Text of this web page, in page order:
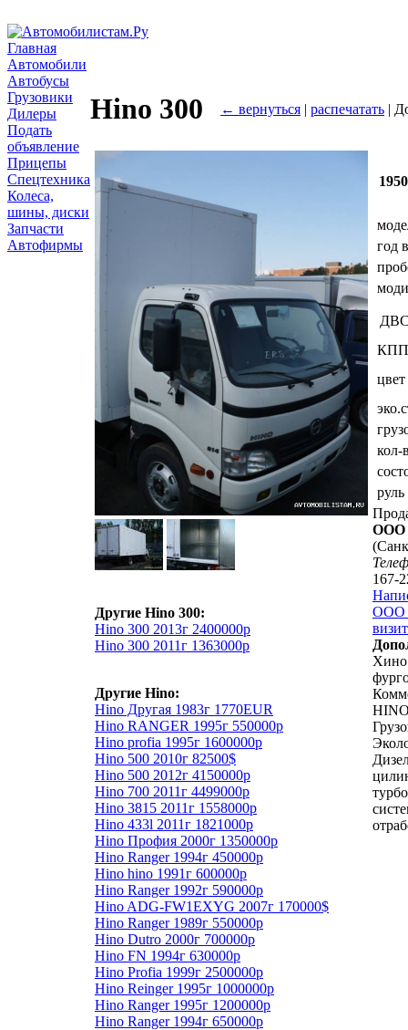
Главная
Автомобили
Автобусы
Грузовики
Дилеры
Подать
объявление
Прицепы
Спецтехника
Колеса,
шины, диски
Запчасти
Автофирмы
Hino 300 ← вернуться | распечатать |
Другие Hino 300:
Hino 300 2013г 2400000р
Hino 300 2011г 1363000р
Другие Hino:
Hino Другая 1983г 1770EUR
Hino RANGER 1995г 550000р
Hino profia 1995г 1600000р
Hino 500 2010г 82500$
Hino 500 2012г 4150000р
Hino 700 2011г 4499000р
Hino 3815 2011г 1558000р
Hino 433l 2011г 1821000р
Hino Профия 2000г 1350000р
Hino Ranger 1994г 450000р
Hino hino 1991г 600000р
Hino Ranger 1992г 590000р
Hino ADG-FW1EXYG 2007г 170000$
Hino Ranger 1989г 550000р
Hino Dutro 2000г 700000р
Hino FN 1994г 630000р
Hino Profia 1999г 2500000р
Hino Reinger 1995г 1000000р
Hino Ranger 1995г 1200000р
Hino Ranger 1994г 650000р
год
КПП
цвет
кол-
руль
ООО
167-
ООО
Хино